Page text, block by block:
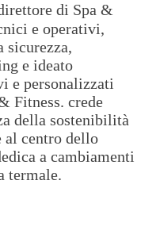
di Spa &
e operativi,
sicurezza,
e ideato
e personalizzati
Fitness. crede
della sostenibilità
al centro dello
a cambiamenti
termale.